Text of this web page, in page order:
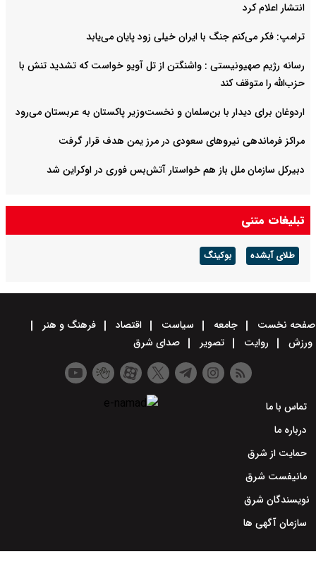
انتشار اعلام کرد
ترامپ: فکر می‌کنم جنگ با ایران خیلی زود پایان می‌یابد
رسانه رژیم صهیونیستی : واشنگتن از تل آویو خواست که تشدید تنش با
حزب‌الله را متوقف کند
اردوغان برای دیدار با بن‌سلمان و نخست‌وزیر پاکستان به عربستان می‌رود
مراکز فرماندهی نیروهای سعودی در مرز یمن هدف قرار گرفت
دبیرکل سازمان ملل باز هم خواستار آتش‌بس فوری در اوکراین شد
تبلیغات متنی
طلای آبشده بوکینگ
صفحه نخست جامعه سیاست اقتصاد
فرهنگ و هنر
ورزش
روایت تصویر صدای شرق
تماس با ما
درباره ما
حمایت از شرق
مانیفست شرق
نویسندگان شرق
سازمان آگهی ها